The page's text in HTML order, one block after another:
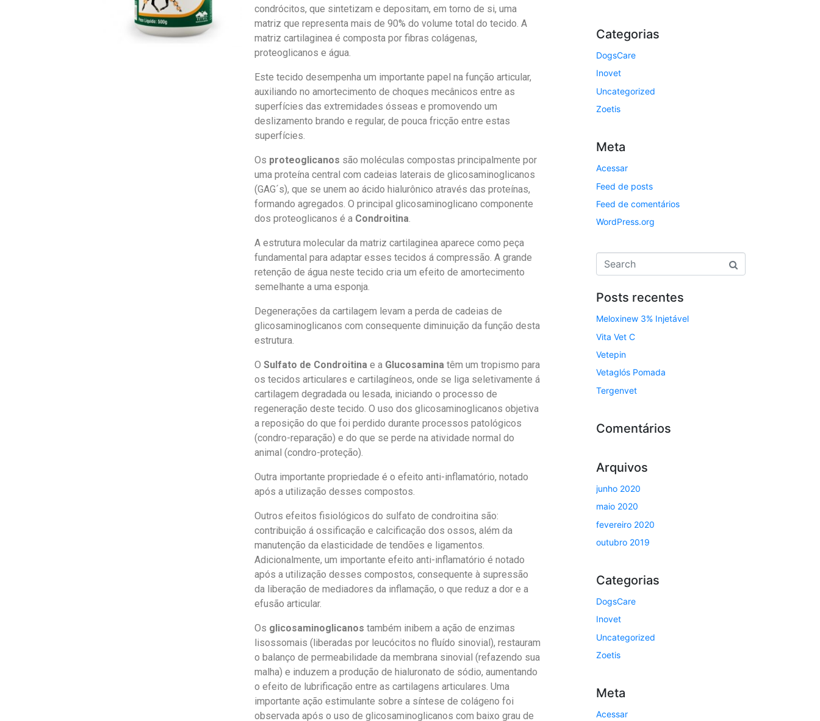
condrócitos, que sintetizam e depositam, em torno de si, uma
matriz que representa mais de 90% do volume total do tecido. A
matriz cartilaginea é composta por fibras colágenas,
proteoglicanos e água.
Este tecido desempenha um importante papel na função articular,
auxiliando no amortecimento de choques mecânicos entre as
superfícies das extremidades ósseas e promovendo um
deslizamento brando e regular, de pouca fricção entre estas
superfícies.
Os proteoglicanos são moléculas compostas principalmente por
uma proteína central com cadeias laterais de glicosaminoglicanos
(GAG´s), que se unem ao ácido hialurônico através das proteínas,
formando agregados. O principal glicosaminoglicano componente
dos proteoglicanos é a Condroitina.
A estrutura molecular da matriz cartilaginea aparece como peça
fundamental para adaptar esses tecidos á compressão. A grande
retenção de água neste tecido cria um efeito de amortecimento
semelhante a uma esponja.
Degenerações da cartilagem levam a perda de cadeias de
glicosaminoglicanos com consequente diminuição da função desta
estrutura.
O Sulfato de Condroitinae a Glucosaminatêm um tropismo para
os tecidos articulares e cartilagíneos, onde se liga seletivamente á
cartilagem degradada ou lesada, iniciando o processo de
regeneração deste tecido. O uso dos glicosaminoglicanos objetiva
a reposição do que foi perdido durante processos patológicos
(condro-reparação) e do que se perde na atividade normal do
animal (condro-proteção).
Outra importante propriedade é o efeito anti-inflamatório, notado
após a utilização desses compostos.
Outros efeitos fisiológicos do sulfato de condroitina são:
contribuição á ossificação e calcificação dos ossos, além da
manutenção da elasticidade de tendões e ligamentos.
Adicionalmente, um importante efeito anti-inflamatório é notado
após a utilização desses compostos, consequente à supressão
da liberação de mediadores da inflamação, o que reduz a dor e a
efusão articular.
Os glicosaminoglicanos também inibem a ação de enzimas
lisossomais (liberadas por leucócitos no fluído sinovial), restauram
o balanço de permeabilidade da membrana sinovial (refazendo sua
malha) e induzem a produção de hialuronato de sódio, aumentando
o efeito de lubrificação entre as cartilagens articulares. Uma
importante ação estimulante sobre a síntese de colágeno foi
observada após o uso de glicosaminoglicanos com baixo grau de
Categorias
DogsCare
Inovet
Uncategorized
Zoetis
Meta
Acessar
Feed de posts
Feed de comentários
WordPress.org
Posts recentes
Meloxinew 3% Injetável
Vita Vet C
Vetepin
Vetaglós Pomada
Tergenvet
Comentários
Arquivos
junho 2020
maio 2020
fevereiro 2020
outubro 2019
Categorias
DogsCare
Inovet
Uncategorized
Zoetis
Meta
Acessar